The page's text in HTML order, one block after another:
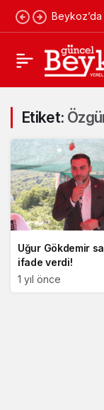
Etiket:
Uğur Gökdemir
ifade verdi!
1 yıl önce